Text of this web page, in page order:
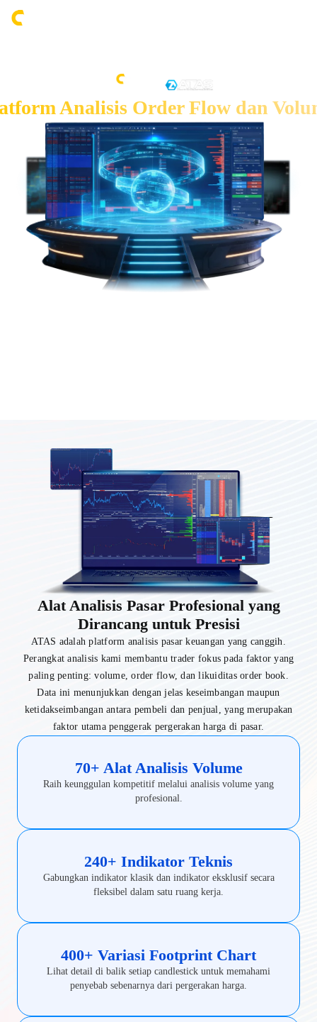
Analisis Order Flow dan
Alat Analisis Pasar Profesional yang
Dirancang untuk Presisi
ATAS adalah platform analisis pasar keuangan yang canggih.
Perangkat analisis kami membantu trader fokus pada faktor yang
paling penting: volume, order flow, dan likuiditas order book.
Data ini menunjukkan dengan jelas keseimbangan maupun
ketidakseimbangan antara pembeli dan penjual, yang merupakan
faktor utama penggerak pergerakan harga di pasar.
70+ Alat Analisis Volume
Raih keunggulan kompetitif melalui analisis volume yang
profesional.
240+ Indikator Teknis
Gabungkan indikator klasik dan indikator eksklusif secara
fleksibel dalam satu ruang kerja.
400+ Variasi Footprint Chart
Lihat detail di balik setiap candlestick untuk memahami
penyebab sebenarnya dari pergerakan harga.